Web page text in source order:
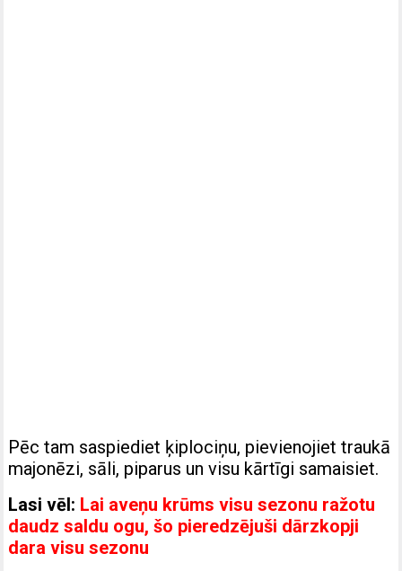
Pēc tam saspiediet ķiplociņu, pievienojiet traukā
majonēzi, sāli, piparus un visu kārtīgi samaisiet.
Lasi vēl: Lai aveņu krūms visu sezonu ražotu
daudz saldu ogu, šo pieredzējuši dārzkopji
dara visu sezonu